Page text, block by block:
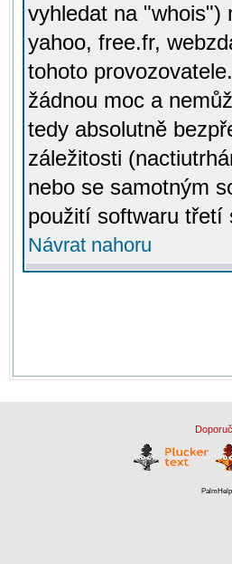
vyhledat na "whois")
yahoo, free.fr,
tohoto
žádnou moc a
tedy absolutně
záležitosti
nebo se samotným
použití softwaru třetí
Návrat nahoru